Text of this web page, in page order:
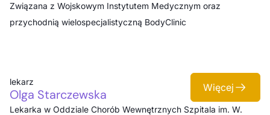
Związana z Wojskowym Instytutem Medycznym oraz
przychodnią wielospecjalistyczną BodyClinic
Olga Starczewska
lekarz Więcej
Lekarka w Oddziale Chorób Wewnętrznych Szpitala im. W.